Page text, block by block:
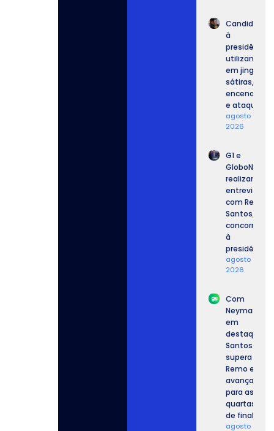
Candidatos
à
presidência
utilizam IA
em jingles,
sátiras,
encenações
e ataques.
agosto 7,
2026
G1 e
GloboNews
realizam
entrevista
com Renan
Santos,
concorrente
à
presidência.
agosto 7,
2026
Com
Neymar
em
destaque,
Santos
supera o
Remo e
avança
para as
quartas
de final.
agosto 6,